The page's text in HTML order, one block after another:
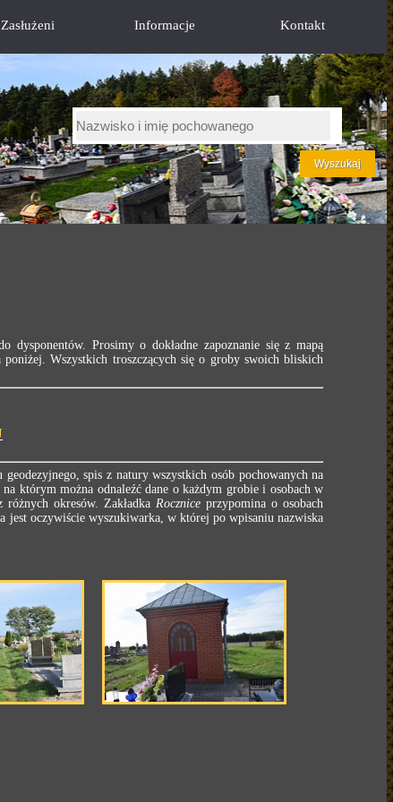
Zasłużeni Informacje Kontakt
dysponentów. Prosimy o dokładne zapoznanie się z mapą
Wszystkich troszczących się o groby swoich bliskich
spis z natury wszystkich osób pochowanych na
na którym można odnaleźć dane o każdym grobie i osobach w
okresów. ZakładkaRocznice przypomina o osobach
jest oczywiście wyszukiwarka, w której po wpisaniu nazwiska